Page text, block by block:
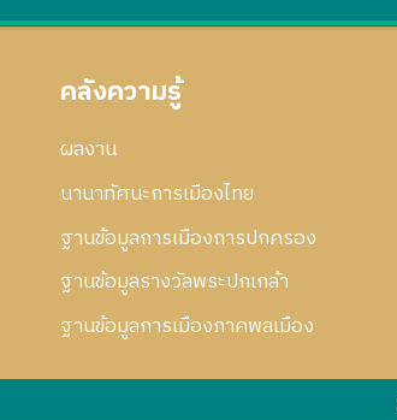
คลังความรู้
ผลงาน
นานาทัศนะการเมืองไทย
ฐานข้อมูลการเมืองการปกครอง
ฐานข้อมูลรางวัลพระปกเกล้า
ฐานข้อมูลการเมืองภาคพลเมือง